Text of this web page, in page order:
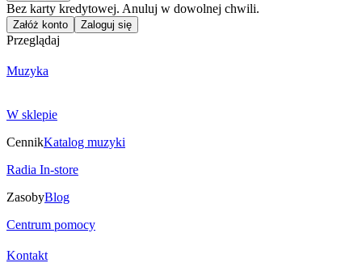
Bez karty kredytowej. Anuluj w dowolnej chwili.
Załóż konto Zaloguj się
Przeglądaj
Muzyka
W sklepie
CennikKatalog muzyki
Radia In-store
ZasobyBlog
Centrum pomocy
Kontakt